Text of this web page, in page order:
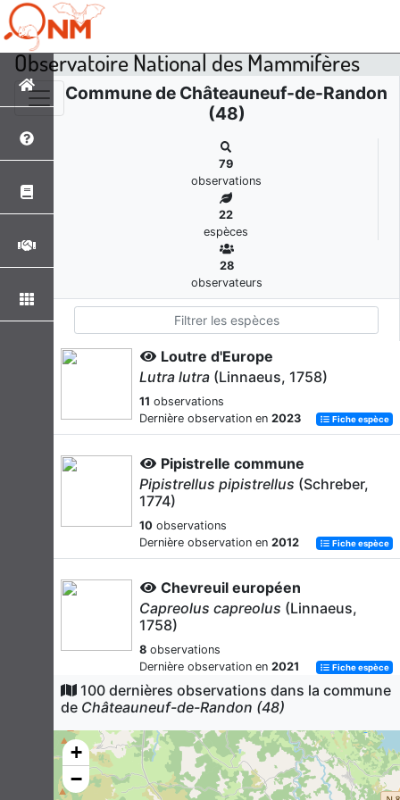
Observatoire National des Mammifères
Commune de Châteauneuf-de-Randon
(48)
79
observations
22
espèces
28
observateurs
Loutre d'Europe
Lutra lutra (Linnaeus, 1758)
11 observations
Dernière observation en 2023 Fiche espèce
Pipistrelle commune
Pipistrellus pipistrellus (Schreber,
1774)
10 observations
Dernière observation en 2012 Fiche espèce
Chevreuil européen
Capreolus capreolus (Linnaeus,
1758)
8 observations
Dernière observation en 2021 Fiche espèce
Lièvre d'Europe
Lepus europaeusPallas, 1778
8 observations
Dernière observation en 2021 Fiche espèce
100 dernières observations dans la commune
de Châteauneuf-de-Randon (48)
+
−